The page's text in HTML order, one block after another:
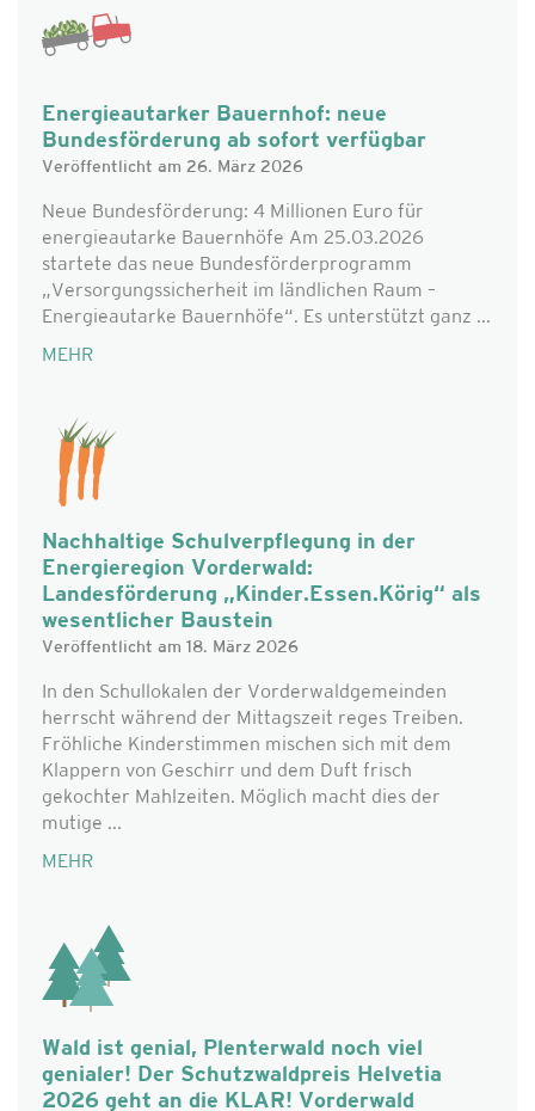
Energieautarker Bauernhof: neue
Bundesförderung ab sofort verfügbar
Veröffentlicht am 26. März 2026
Neue Bundesförderung: 4 Millionen Euro für
energieautarke Bauernhöfe Am 25.03.2026
startete das neue Bundesförderprogramm
„Versorgungssicherheit im ländlichen Raum –
Energieautarke Bauernhöfe“. Es unterstützt ganz ...
MEHR
Nachhaltige Schulverpflegung in der
Energieregion Vorderwald:
Landesförderung „Kinder.Essen.Körig“ als
wesentlicher Baustein
Veröffentlicht am 18. März 2026
In den Schullokalen der Vorderwaldgemeinden
herrscht während der Mittagszeit reges Treiben.
Fröhliche Kinderstimmen mischen sich mit dem
Klappern von Geschirr und dem Duft frisch
gekochter Mahlzeiten. Möglich macht dies der
mutige ...
MEHR
Wald ist genial, Plenterwald noch viel
genialer! Der Schutzwaldpreis Helvetia
2026 geht an die KLAR! Vorderwald